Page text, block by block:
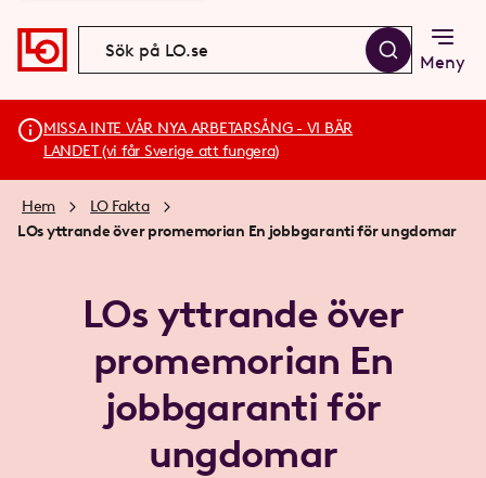
Meny
MISSA INTE VÅR NYA ARBETARSÅNG - VI BÄR
LANDET (vi får Sverige att fungera)
Hem
LO Fakta
LOs yttrande över promemorian En jobbgaranti för ungdomar
LOs yttrande över
promemorian En
jobbgaranti för
ungdomar